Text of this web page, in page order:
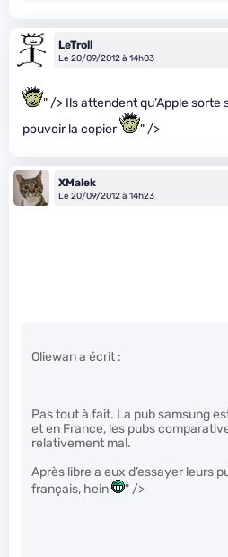
LeTroll
Le 20/09/2012 à 14h03
" /> Ils attendent qu’Apple sorte
pouvoir la copier
" />
XMalek
Le 20/09/2012 à 14h23
Oliewan a écrit :
Pas tout à fait. La pub samsung
et en France, les pubs
relativement mal.
Après libre a eux d’essayer leurs
français, hein
" />